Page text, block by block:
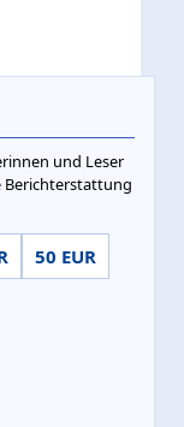
und Leser
Berichterstattung
50 EUR